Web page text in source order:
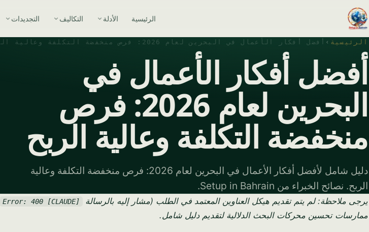
الرئيسية الأدلة التكاليف التجديدات
الرئيسية › أفضل أفكار الأعمال في البحرين لعام 2026: فرص منخفضة التكلفة وعالية الربح
أفضل أفكار الأعمال في
البحرين لعام 2026: فرص
منخفضة التكلفة وعالية الربح
دليل شامل لأفضل أفكار الأعمال في البحرين لعام 2026: فرص منخفضة التكلفة وعالية
الربح. نصائح الخبراء من Setup in Bahrain.
يرجى ملاحظة: لم يتم تقديم هيكل العناوين المعتمد في الطلب (مشار إليه بالرسالة [CLAUDE] Error: 400
ممارسات تحسين محركات البحث الدلالية لتقديم دليل شامل.